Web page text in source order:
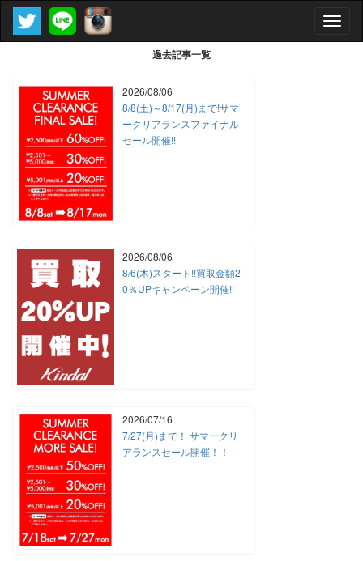
Toggle
過去記事一覧
2026/08/06
8/8(土)～8/17(月)まで!サマ
ークリアランスファイナル
セール開催!!
2026/08/06
8/6(木)スタート!!買取金額2
0％UPキャンペーン開催!!
2026/07/16
7/27(月)まで！ サマークリ
アランスセール開催！！